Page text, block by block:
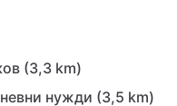
(3,3 km)
нужди (3,5 km)